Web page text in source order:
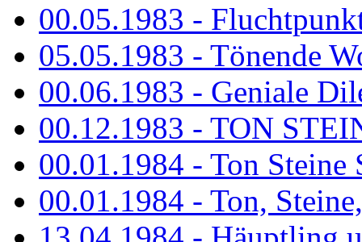
00.05.1983 -
05.05.1983 - Tönende
00.06.1983 - Geniale
00.12.1983 - TON
00.01.1984 - Ton Steine
00.01.1984 - Ton,